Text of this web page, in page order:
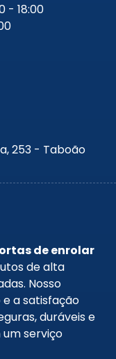
- 18:00
253 - Taboão
de enrolar
de alta
Nosso
a satisfação
duráveis e
serviço